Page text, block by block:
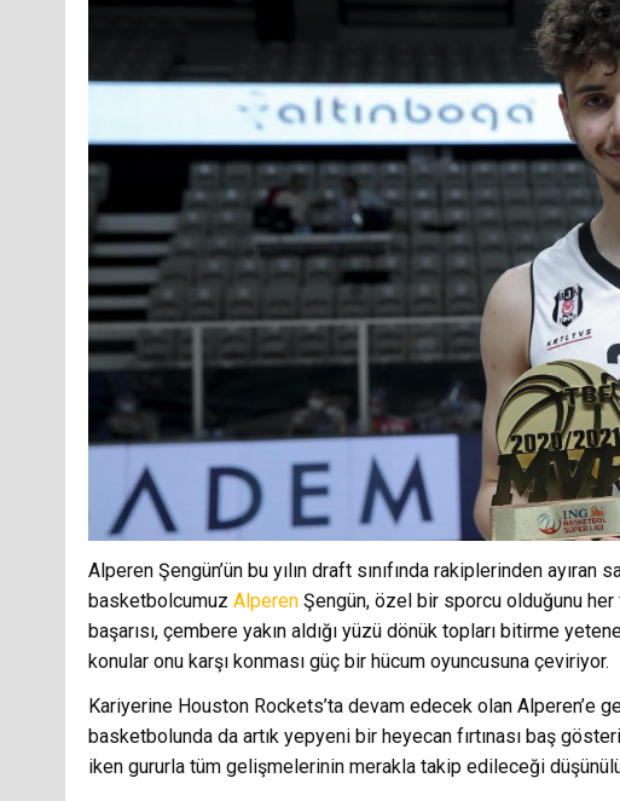
Alperen Şengün’ün bu yılın draft sınıfında rakiplerinden
basketbolcumuz AlperenŞengün, özel bir sporcu olduğunu
başarısı, çembere yakın aldığı yüzü dönük topları bitirme
konular onu karşı konması güç bir hücum oyuncusuna çeviriyor.
Kariyerine Houston Rockets’ta devam edecek olan Alperen’e
basketbolunda da artık yepyeni bir heyecan fırtınası baş
iken gururla tüm gelişmelerinin merakla takip edileceği